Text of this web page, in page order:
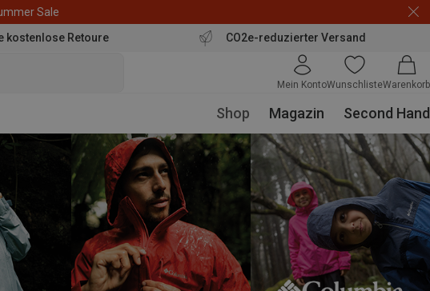
Sale
kostenlose Retoure CO2e-reduzierter Versand
Mein KontoWunschlisteWarenkorb
Shop Magazin Second Hand